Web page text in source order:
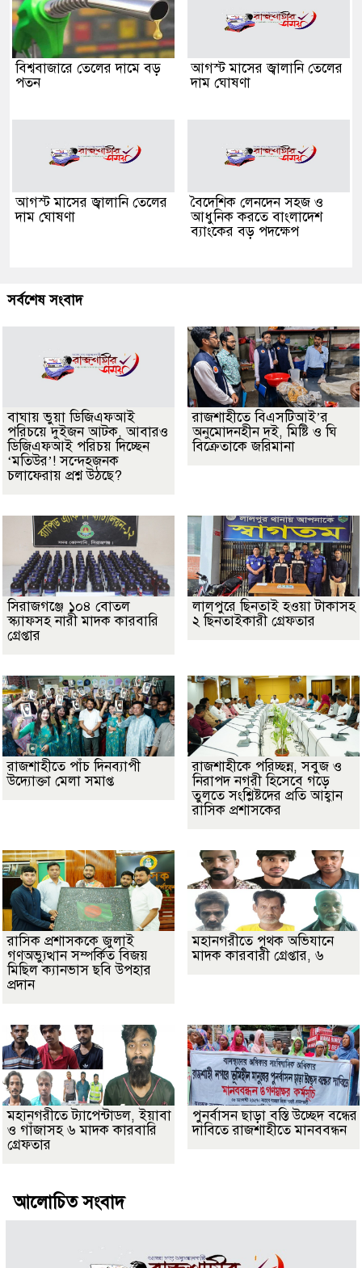
বিশ্ববাজারে তেলের দামে বড়
পতন
আগস্ট মাসের জ্বালানি তেলের
দাম ঘোষণা
আগস্ট মাসের জ্বালানি তেলের
দাম ঘোষণা
বৈদেশিক লেনদেন সহজ ও
আধুনিক করতে বাংলাদেশ
ব্যাংকের বড় পদক্ষেপ
সর্বশেষ সংবাদ
বাঘায় ভুয়া ডিজিএফআই
পরিচয়ে দুইজন আটক, আবারও
ডিজিএফআই পরিচয় দিচ্ছেন
‘মতিউর’! সন্দেহজনক
চলাফেরায় প্রশ্ন উঠছে?
রাজশাহীতে বিএসটিআই’র
অনুমোদনহীন দই, মিষ্টি ও ঘি
বিক্রেতাকে জরিমানা
সিরাজগঞ্জে ১০৪ বোতল
স্ক্যাফসহ নারী মাদক কারবারি
গ্রেপ্তার
লালপুরে ছিনতাই হওয়া টাকাসহ
২ ছিনতাইকারী গ্রেফতার
রাজশাহীতে পাঁচ দিনব্যাপী
উদ্যোক্তা মেলা সমাপ্ত
রাজশাহীকে পরিচ্ছন্ন, সবুজ ও
নিরাপদ নগরী হিসেবে গড়ে
তুলতে সংশ্লিষ্টদের প্রতি আহ্বান
রাসিক প্রশাসকের
রাসিক প্রশাসককে জুলাই
গণঅভ্যুত্থান সম্পর্কিত বিজয়
মিছিল ক্যানভাস ছবি উপহার
প্রদান
মহানগরীতে পৃথক অভিযানে
মাদক কারবারী গ্রেপ্তার, ৬
মহানগরীতে ট্যাপেন্টাডল, ইয়াবা
ও গাঁজাসহ ৬ মাদক কারবারি
গ্রেফতার
পুনর্বাসন ছাড়া বস্তি উচ্ছেদ বন্ধের
দাবিতে রাজশাহীতে মানববন্ধন
আলোচিত সংবাদ